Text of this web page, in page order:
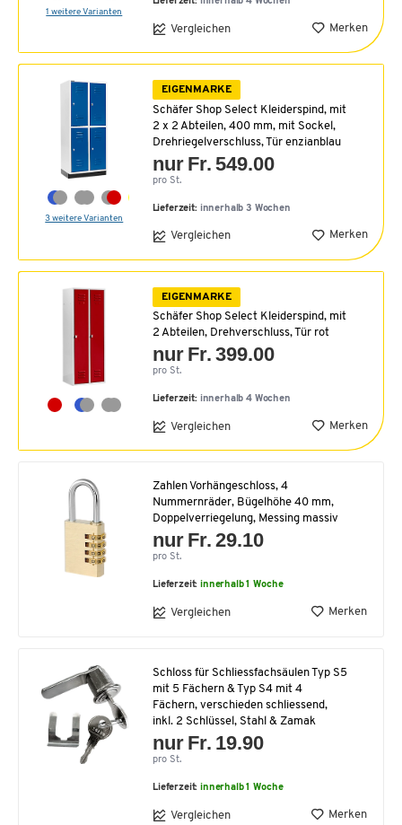
1 weitere Varianten
Vergleichen Merken
3 weitere Varianten
EIGENMARKE
Schäfer Shop Select Kleiderspind, mit
2 x 2 Abteilen, 400 mm, mit Sockel,
Drehriegelverschluss, Tür enzianblau
nur Fr. 549.00
pro St.
Lieferzeit: innerhalb 3 Wochen
Vergleichen Merken
EIGENMARKE
Schäfer Shop Select Kleiderspind, mit
2 Abteilen, Drehverschluss, Tür rot
nur Fr. 399.00
pro St.
Lieferzeit: innerhalb 4 Wochen
Vergleichen Merken
Zahlen Vorhängeschloss, 4
Nummernräder, Bügelhöhe 40 mm,
Doppelverriegelung, Messing massiv
nur Fr. 29.10
pro St.
Lieferzeit:innerhalb 1 Woche
Vergleichen Merken
Schloss für Schliessfachsäulen Typ S5
mit 5 Fächern & Typ S4 mit 4
Fächern, verschieden schliessend,
inkl. 2 Schlüssel, Stahl & Zamak
nur Fr. 19.90
pro St.
Lieferzeit:innerhalb 1 Woche
Vergleichen Merken